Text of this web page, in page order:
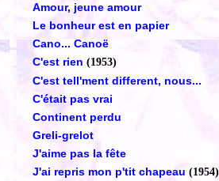
Amour, jeune amour
Le bonheur est en papier
Cano... Canoë
C'est rien (1953)
C'est tell'ment different, nous...
C'était pas vrai
Continent perdu
Greli-grelot
J'aime pas la fête
J'ai repris mon p'tit chapeau (1954)